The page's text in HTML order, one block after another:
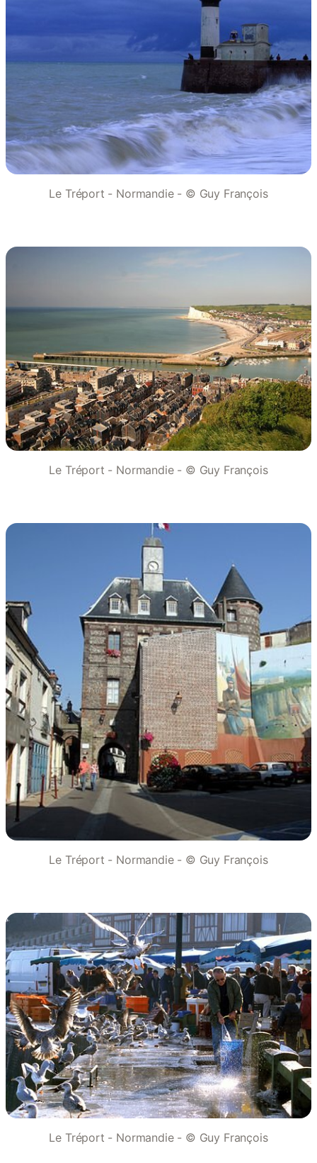
Le Tréport - Normandie - © Guy François
Le Tréport - Normandie - © Guy François
Le Tréport - Normandie - © Guy François
Le Tréport - Normandie - © Guy François